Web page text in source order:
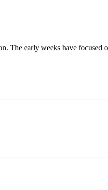
The early weeks have